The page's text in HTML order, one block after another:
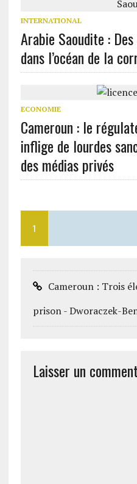
INTERNATIONAL
Arabie Saoudite :
dans l’océan de la
ECONOMIE
Cameroun : le
inflige de lourdes
des médias privés
1
Cameroun : Trois
prison - Dworaczek-
Laisser un